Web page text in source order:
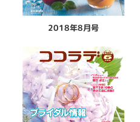
2018年8月号